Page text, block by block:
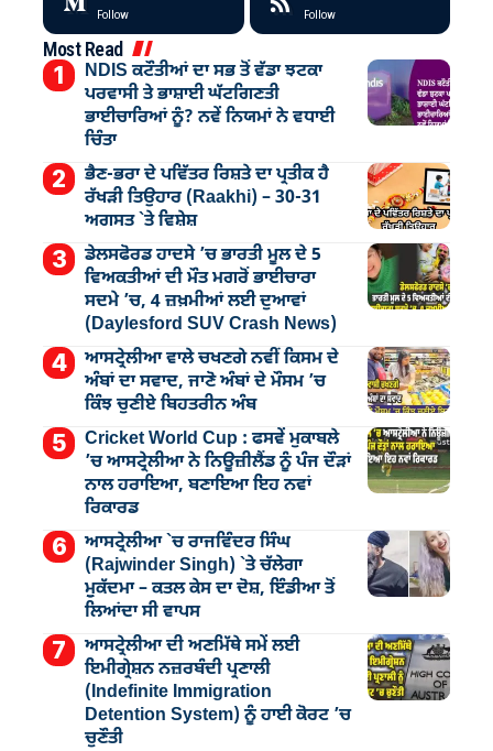
Follow Follow
Most Read
NDIS ਕਟੌਤੀਆਂ ਦਾ ਸਭ ਤੋਂ ਵੱਡਾ ਝਟਕਾ
ਪਰਵਾਸੀ ਤੇ ਭਾਸ਼ਾਈ ਘੱਟਗਿਣਤੀ
ਭਾਈਚਾਰਿਆਂ ਨੂੰ? ਨਵੇਂ ਨਿਯਮਾਂ ਨੇ ਵਧਾਈ
ਚਿੰਤਾ
ਭੈਣ-ਭਰਾ ਦੇ ਪਵਿੱਤਰ ਰਿਸ਼ਤੇ ਦਾ ਪ੍ਰਤੀਕ ਹੈ
ਰੱਖੜੀ ਤਿਉਹਾਰ (Raakhi) – 30-31
ਅਗਸਤ `ਤੇ ਵਿਸ਼ੇਸ਼
ਡੇਲਸਫੋਰਡ ਹਾਦਸੇ ’ਚ ਭਾਰਤੀ ਮੂਲ ਦੇ 5
ਵਿਅਕਤੀਆਂ ਦੀ ਮੌਤ ਮਗਰੋਂ ਭਾਈਚਾਰਾ
ਸਦਮੇ ’ਚ, 4 ਜ਼ਖ਼ਮੀਆਂ ਲਈ ਦੁਆਵਾਂ
(Daylesford SUV Crash News)
ਆਸਟ੍ਰੇਲੀਆ ਵਾਲੇ ਚਖਣਗੇ ਨਵੀਂ ਕਿਸਮ ਦੇ
ਅੰਬਾਂ ਦਾ ਸਵਾਦ, ਜਾਣੋ ਅੰਬਾਂ ਦੇ ਮੌਸਮ ’ਚ
ਕਿੰਝ ਚੁਣੀਏ ਬਿਹਤਰੀਨ ਅੰਬ
Cricket World Cup : ਫਸਵੇਂ ਮੁਕਾਬਲੇ
’ਚ ਆਸਟ੍ਰੇਲੀਆ ਨੇ ਨਿਊਜ਼ੀਲੈਂਡ ਨੂੰ ਪੰਜ ਦੌੜਾਂ
ਨਾਲ ਹਰਾਇਆ, ਬਣਾਇਆ ਇਹ ਨਵਾਂ
ਰਿਕਾਰਡ
ਆਸਟ੍ਰੇਲੀਆ `ਚ ਰਾਜਵਿੰਦਰ ਸਿੰਘ
(Rajwinder Singh) `ਤੇ ਚੱਲੇਗਾ
ਮੁੁਕੱਦਮਾ – ਕਤਲ ਕੇਸ ਦਾ ਦੋਸ਼, ਇੰਡੀਆ ਤੋਂ
ਲਿਆਂਦਾ ਸੀ ਵਾਪਸ
ਆਸਟ੍ਰੇਲੀਆ ਦੀ ਅਣਮਿੱਥੇ ਸਮੇਂ ਲਈ
ਇਮੀਗ੍ਰੇਸ਼ਨ ਨਜ਼ਰਬੰਦੀ ਪ੍ਰਣਾਲੀ
(Indefinite Immigration
Detention System) ਨੂੰ ਹਾਈ ਕੋਰਟ ’ਚ
ਚੁਣੌਤੀ